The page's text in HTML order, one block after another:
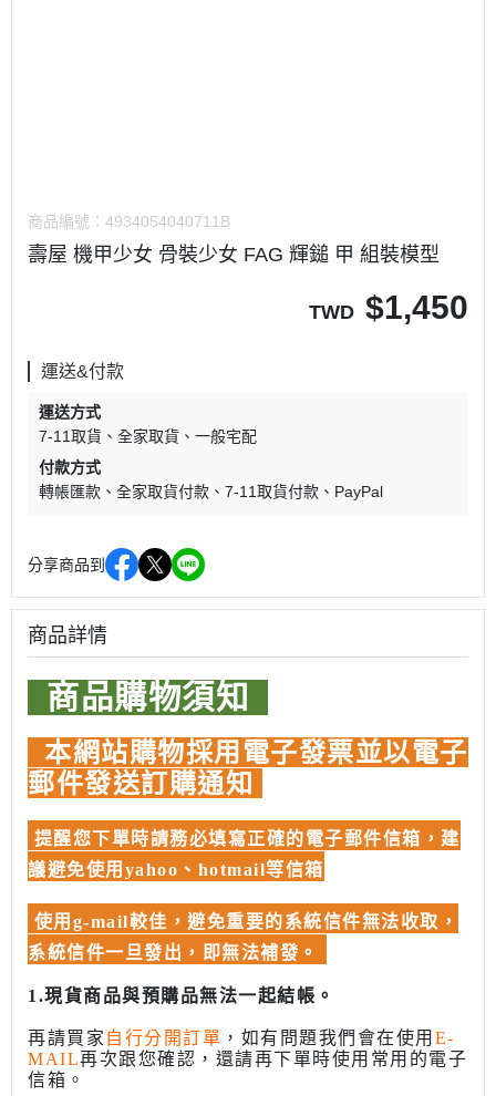
商品編號： 4934054040711B
壽屋 機甲少女 骨裝少女 FAG 輝鎚 甲 組裝模型
TWD $1,450
運送&付款
運送方式
7-11取貨
全家取貨
一般宅配
付款方式
轉帳匯款
全家取貨付款 7-11取貨付款 PayPal
分享商品到
商品詳情
商品購物須知
本網站購物採用電子發票並以電子
郵件發送訂購通知
提醒您下單時請務必填寫正確的電子郵件信箱，建
議避免使用yahoo、hotmail等信箱
使用g-mail較佳，避免重要的系統信件無法收取，
系統信件一旦發出，即無法補發。
1.現貨商品與預購品無法一起結帳。
再請買家 自行分開訂單 ，如有問題我們會在使用 E-
MAIL再次跟您確認，還請再下單時使用常用的電子
信箱。